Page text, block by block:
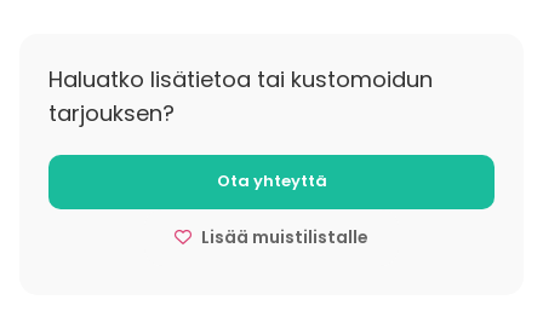
Haluatko lisätietoa tai kustomoidun
tarjouksen?
Ota yhteyttä
Lisää muistilistalle